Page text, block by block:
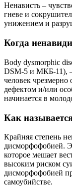
Ненависть –
гневе и
унижением и
Когда
Body dysmorphic
DSM-5 и МКБ-11),
человек чрезмерно
дефектом и/или
начинается в
Как
Крайняя степень
дисморфофобией.
которое мешает
высоким риском
дисморфофобией
самоубийстве.